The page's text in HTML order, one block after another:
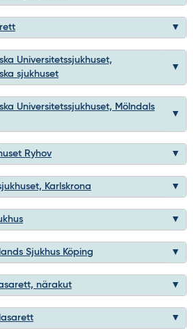
Universitetssjukhuset,
sjukhuset
Universitetssjukhuset, Mölndals
Ryhov
Karlskrona
Sjukhus Köping
närakut